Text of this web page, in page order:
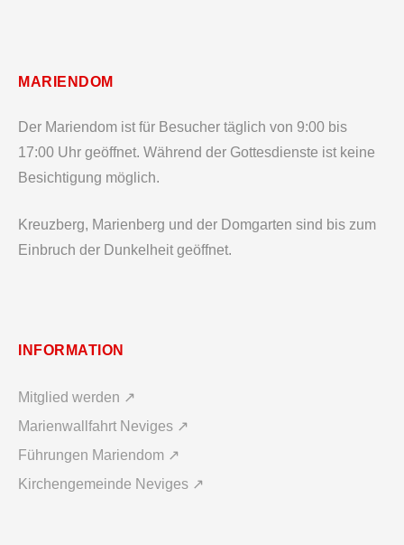
MARIENDOM
Der Mariendom ist für Besucher täglich von 9:00 bis
17:00 Uhr geöffnet. Während der Gottesdienste ist keine
Besichtigung möglich.
Kreuzberg, Marienberg und der Domgarten sind bis zum
Einbruch der Dunkelheit geöffnet.
INFORMATION
Mitglied werden ↗
Marienwallfahrt Neviges ↗
Führungen Mariendom ↗
Kirchengemeinde Neviges ↗